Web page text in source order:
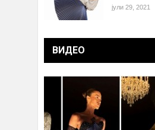
јули 29, 2021
ВИДЕО